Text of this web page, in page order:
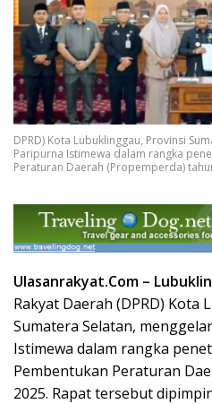
DPRD) Kota Lubuklinggau, Provinsi
Paripurna Istimewa dalam rangka
Peraturan Daerah (Propemperda)
Ulasanrakyat.Com –
Rakyat Daerah (DPRD) Kota
Sumatera Selatan,
Istimewa dalam rangka
Pembentukan Peraturan
2025. Rapat tersebut